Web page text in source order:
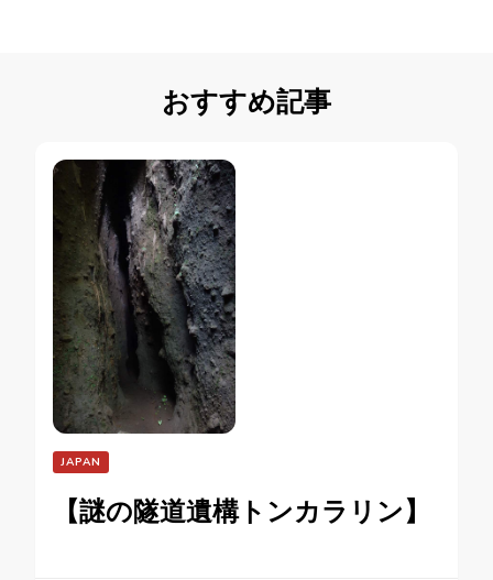
おすすめ記事
JAPAN
【謎の隧道遺構トンカラリン】